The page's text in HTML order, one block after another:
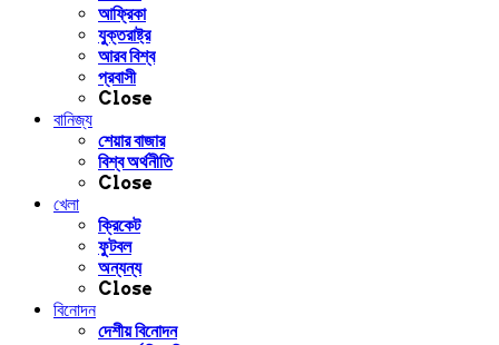
আফ্রিকা
যুক্তরাষ্ট্র
আরব বিশ্ব
প্রবাসী
Close
বানিজ্য
শেয়ার বাজার
বিশ্ব অর্থনীতি
Close
খেলা
ক্রিকেট
ফুটবল
অন্যন্য
Close
বিনোদন
দেশীয় বিনোদন